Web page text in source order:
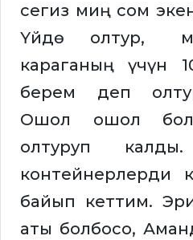
сегиз миң сом
Үйдө олтур,
караганың үчүн
берем деп
Ошол ошол
олтуруп
контейнерлерди
байып кеттим.
аты болбосо,